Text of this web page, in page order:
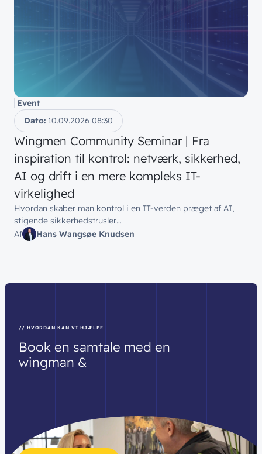
Event
Dato: 10.09.2026 08:30
Wingmen Community Seminar | Fra
inspiration til kontrol: netværk, sikkerhed,
AI og drift i en mere kompleks IT-
virkelighed
Hvordan skaber man kontrol i en IT-verden præget af AI,
stigende sikkerhedstrusler…
Af
Hans Wangsøe Knudsen
// HVORDAN KAN VI HJÆLPE
Book en samtale med en
wingman &